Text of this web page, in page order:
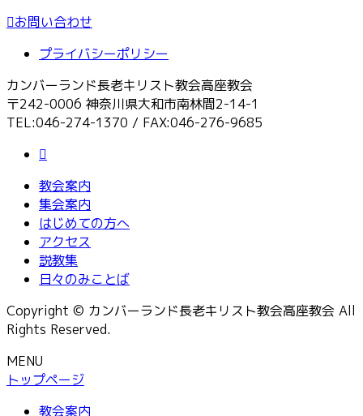
お問い合わせ
プライバシーポリシー
カンバーランド長老キリスト教会高座教会
〒242-0006 神奈川県大和市南林間2-14-1
TEL:046-274-1370 / FAX:046-276-9685
教会案内
集会案内
はじめての方へ
アクセス
説教集
日々のみことば
Copyright © カンバーランド長老キリスト教会高座教会 All
Rights Reserved.
MENU
トップページ
教会案内